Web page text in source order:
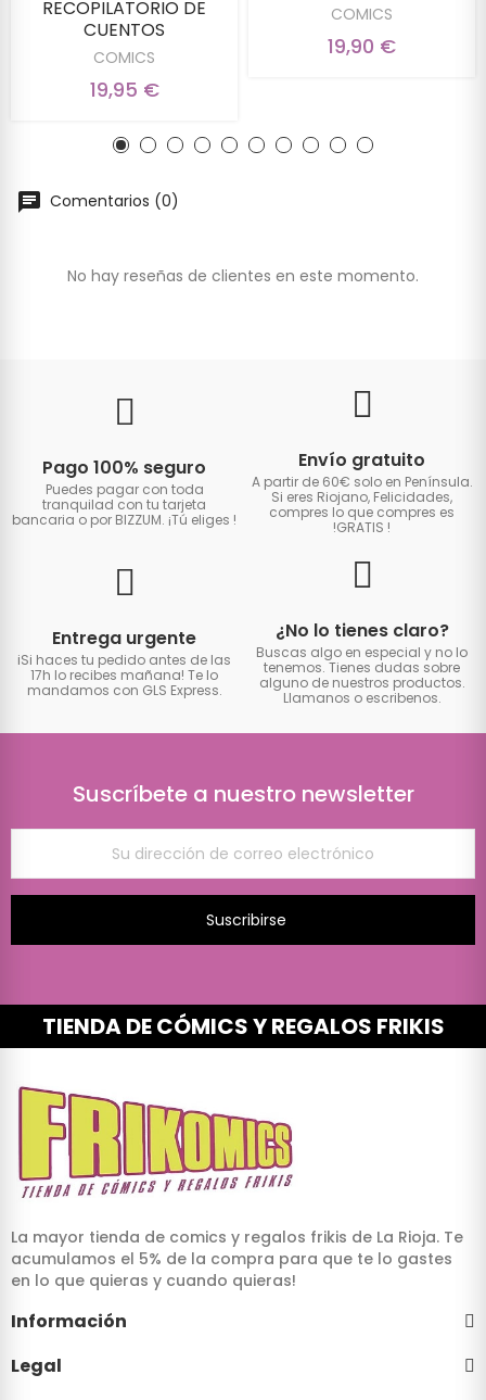
RECOPILATORIO DE
CUENTOS
COMICS
19,95 €
COMICS
19,90 €
Comentarios (0)
No hay reseñas de clientes en este momento.
Pago 100% seguro
Puedes pagar con toda
tranquilad con tu tarjeta
bancaria o por BIZZUM. ¡Tú eliges !
Envío gratuito
A partir de 60€ solo en Península.
Si eres Riojano, Felicidades,
compres lo que compres es
!GRATIS !
Entrega urgente
iSi haces tu pedido antes de las
17h lo recibes mañana! Te lo
mandamos con GLS Express.
¿No lo tienes claro?
Buscas algo en especial y no lo
tenemos. Tienes dudas sobre
alguno de nuestros productos.
Llamanos o escribenos.
Suscríbete a nuestro newsletter
Suscribirse
TIENDA DE CÓMICS Y REGALOS FRIKIS
La mayor tienda de comics y regalos frikis de La Rioja. Te
acumulamos el 5% de la compra para que te lo gastes
en lo que quieras y cuando quieras!
Información
Legal